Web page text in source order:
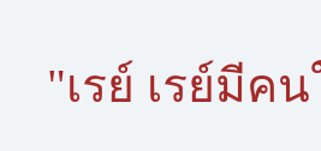
"เรย์ เรย์มีค